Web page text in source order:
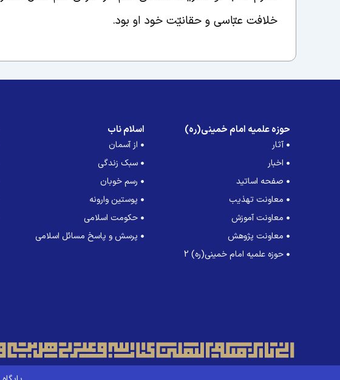
خلافت عبّاسی و حقانیّت خود او بود.
حوزه علمیه امام خمینی(ره)
آثار
اخبار
صفحه اساتید
معاونت تهذیب
معاونت آموزش
معاونت پژوهش
حوزه علمیه امام خمینی(ره) 2
اسلام ناب
از آسمان
سبک زندگی
رسم خوبان
پوستین وارونه
حکومت اسلامی
پرسش و پاسخ مسائل اسلامی